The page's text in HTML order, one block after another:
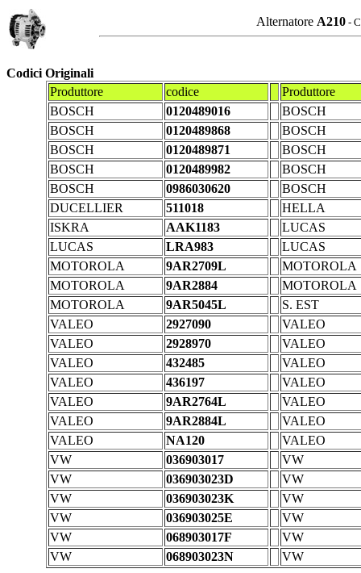
Alternatore A210-
Codici Originali
Produttore
codice
Produttore
BOSCH
0120489016
BOSCH
BOSCH
0120489868
BOSCH
BOSCH
0120489871
BOSCH
BOSCH
0120489982
BOSCH
BOSCH
0986030620
BOSCH
DUCELLIER
511018
HELLA
ISKRA
AAK1183
LUCAS
LUCAS
LRA983
LUCAS
MOTOROLA
9AR2709L
MOTOROLA
MOTOROLA
9AR2884
MOTOROLA
MOTOROLA
9AR5045L
S. EST
VALEO
2927090
VALEO
VALEO
2928970
VALEO
VALEO
432485
VALEO
VALEO
436197
VALEO
VALEO
9AR2764L
VALEO
VALEO
9AR2884L
VALEO
VALEO
NA120
VALEO
VW
036903017
VW
VW
036903023D
VW
VW
036903023K
VW
VW
036903025E
VW
VW
068903017F
VW
VW
068903023N VW